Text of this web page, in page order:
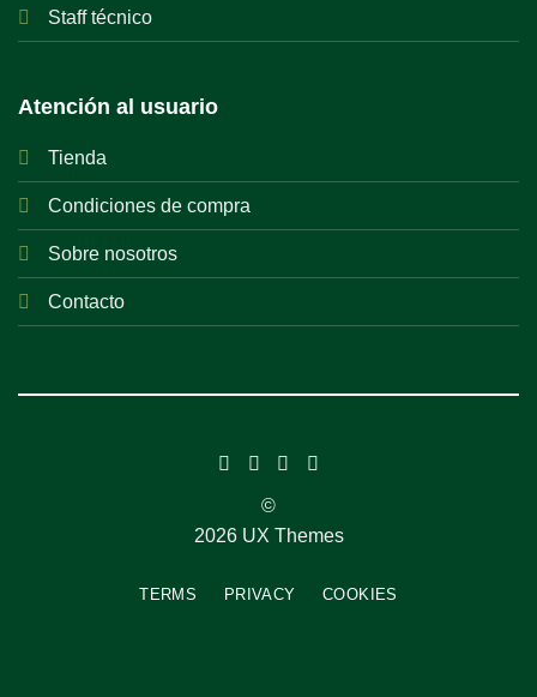
Staff técnico
Atención al usuario
Tienda
Condiciones de compra
Sobre nosotros
Contacto
©
2026 UX Themes
TERMS PRIVACY COOKIES